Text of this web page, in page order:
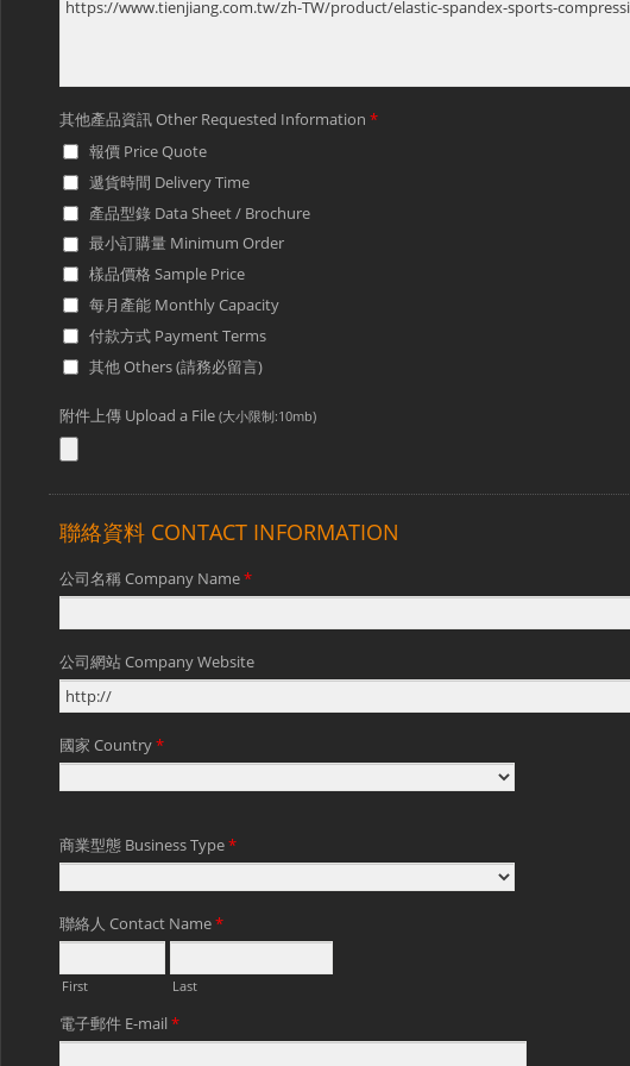
其他產品資訊 Other Requested Information *
報價 Price Quote
遞貨時間 Delivery Time
產品型錄 Data Sheet / Brochure
最小訂購量 Minimum Order
樣品價格 Sample Price
每月產能 Monthly Capacity
付款方式 Payment Terms
其他 Others (請務必留言)
附件上傳 Upload a File (大小限制:10mb)
聯絡資料 CONTACT INFORMATION
公司名稱 Company Name*
公司網站 Company Website
國家 Country*
商業型態 Business Type*
聯絡人 Contact Name*
First Last
電子郵件 E-mail*